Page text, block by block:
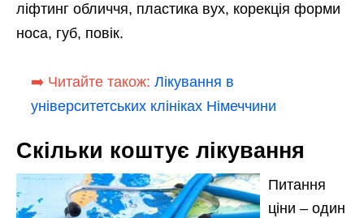
ліфтинг обличчя, пластика вух, корекція форми
носа, губ, повік.
➡️ Читайте також: Лікування в
університетських клініках Німеччини
Скільки коштує лікування
Питання
ціни – один